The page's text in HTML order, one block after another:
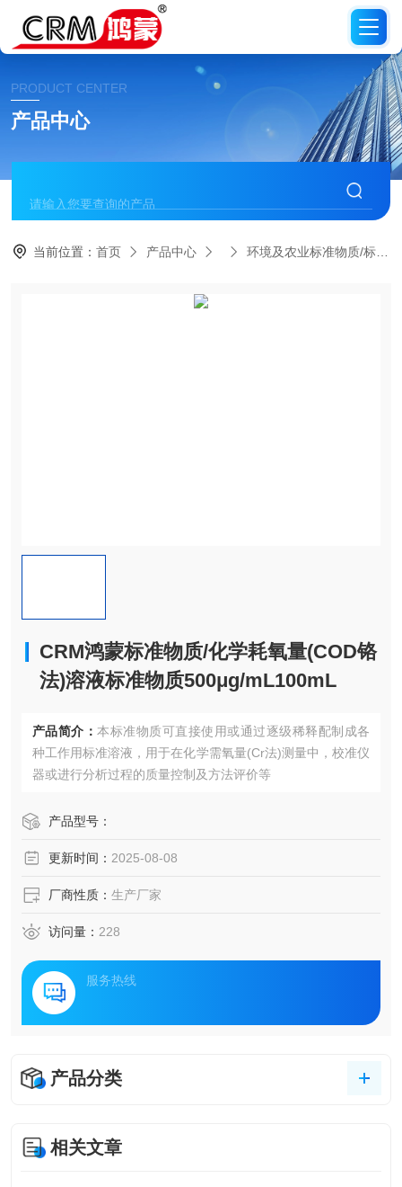
PRODUCT CENTER
产品中心
当前位置：首页 产品中心 环境及农业标准物质/标准品
CRM鸿蒙标准物质/化学耗氧量(COD铬
法)溶液标准物质500μg/mL100mL
产品简介： 本标准物质可直接使用或通过逐级稀释配制成各
种工作用标准溶液，用于在化学需氧量(Cr法)测量中，校准仪
器或进行分析过程的质量控制及方法评价等
产品型号：
更新时间： 2025-08-08
厂商性质： 生产厂家
访问量： 228
服务热线
产品分类
相关文章